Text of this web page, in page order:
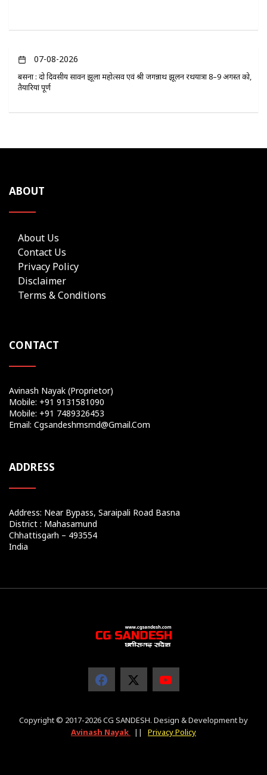
07-08-2026
बसना : दो दिवसीय सावन झूला महोत्सव एवं श्री जगन्नाथ झूलन रथयात्रा 8–9 अगस्त को,
तैयारियां पूर्ण
ABOUT
About Us
Contact Us
Privacy Policy
Disclaimer
Terms & Conditions
CONTACT
Avinash Nayak (Proprietor)
Mobile: +91 9131581090
Mobile: +91 7489326453
Email: Cgsandeshmsmd@gmail.com
ADDRESS
Address: Near Bypass, Saraipali Road Basna
District : Mahasamund
Chhattisgarh – 493554
India
Copyright © 2017-2026 CG SANDESH. Design & Development by
Avinash Nayak
|| Privacy Policy